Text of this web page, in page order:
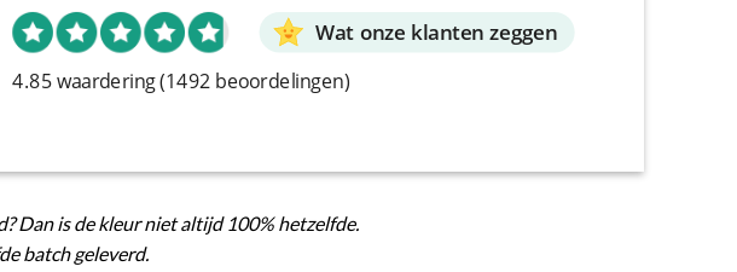
Wat onze klanten zeggen
4.85 waardering(1492 beoordelingen)
Dan is de kleur niet altijd 100% hetzelfde.
batch geleverd.